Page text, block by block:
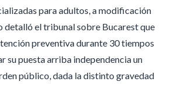
para adultos, a modificación
detalló el tribunal sobre Bucarest que
preventiva durante 30 tiempos
su puesta arriba independencia un
público, dada la distinto gravedad